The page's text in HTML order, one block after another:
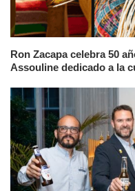
Ron Zacapa celebra 50
Assouline dedicado a la